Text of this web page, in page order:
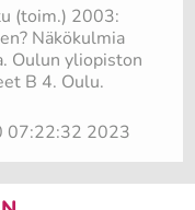
(toim.) 2003:
Näkökulmia
Oulun yliopiston
B 4. Oulu.
07:22:32 2023